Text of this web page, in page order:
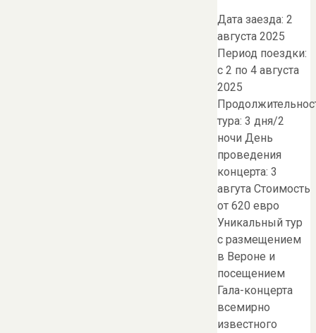
Дата заезда: 2
августа 2025
Период поездки:
с 2 по 4 августа
2025
тура: 3 дня/2
ночи День
проведения
концерта: 3
авгута Стоимость
от 620 евро
Уникальный тур
с размещением
в Вероне и
посещением
Гала-концерта
всемирно
известного